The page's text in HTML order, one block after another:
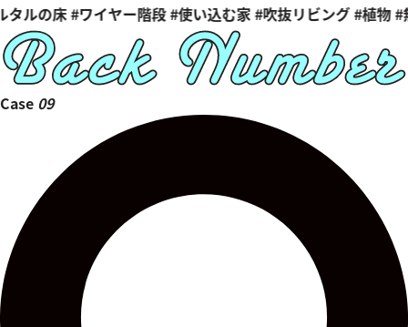
ルの床#ワイヤー階段#使い込む家#吹抜リビング#植物#
Case 09